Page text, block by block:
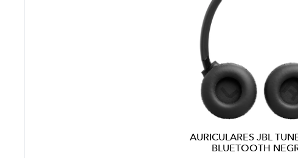
AURICULARES JBL
BLUETOOTH